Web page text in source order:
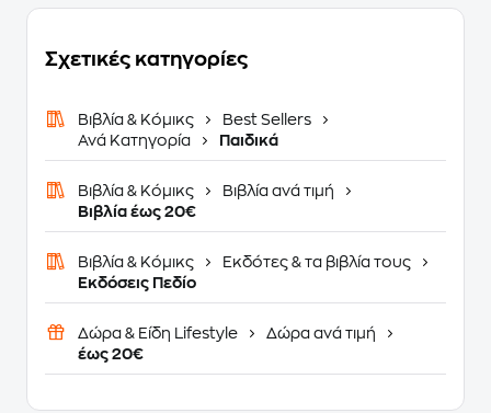
Σχετικές κατηγορίες
Βιβλία & Κόμικς
Best Sellers
Ανά Κατηγορία
Παιδικά
Βιβλία & Κόμικς
Βιβλία ανά τιμή
Βιβλία έως 20€
Βιβλία & Κόμικς
Εκδότες & τα βιβλία τους
Εκδόσεις Πεδίο
Δώρα & Είδη Lifestyle
Δώρα ανά τιμή
έως 20€